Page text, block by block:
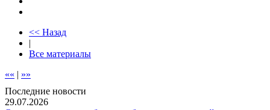
<< Назад
|
Все материалы
«« | »»
Последние новости
29.07.2026